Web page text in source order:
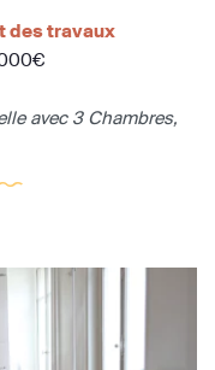
des travaux
avec 3 Chambres,